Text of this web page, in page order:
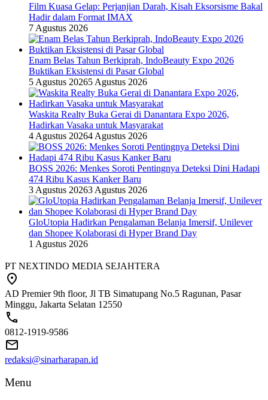
Film Kuasa Gelap: Perjanjian Darah, Kisah Eksorsisme Bakal
Hadir dalam Format IMAX
7 Agustus 2026
Enam Belas Tahun Berkiprah, IndoBeauty Expo 2026
Buktikan Eksistensi di Pasar Global
5 Agustus 20265 Agustus 2026
Waskita Realty Buka Gerai di Danantara Expo 2026,
Hadirkan Vasaka untuk Masyarakat
4 Agustus 20264 Agustus 2026
BOSS 2026: Menkes Soroti Pentingnya Deteksi Dini Hadapi
474 Ribu Kasus Kanker Baru
3 Agustus 20263 Agustus 2026
GloUtopia Hadirkan Pengalaman Belanja Imersif, Unilever
dan Shopee Kolaborasi di Hyper Brand Day
1 Agustus 2026
PT NEXTINDO MEDIA SEJAHTERA
AD Premier 9th floor, Jl TB Simatupang No.5 Ragunan, Pasar
Minggu, Jakarta Selatan 12550
0812-1919-9586
redaksi@sinarharapan.id
Menu